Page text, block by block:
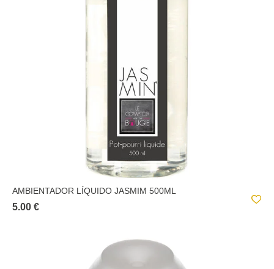
AMBIENTADOR LÍQUIDO JASMIM 500ML
5.00 €